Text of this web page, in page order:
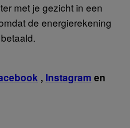
met je gezicht in een
de energierekening
, Instagram en